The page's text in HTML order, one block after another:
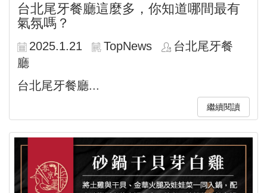
台北尾牙餐廳這麼多，你知道哪間最有
氣氛嗎？
2025.1.21 TopNews
台北尾牙餐
廳
台北尾牙餐廳...
繼續閱讀